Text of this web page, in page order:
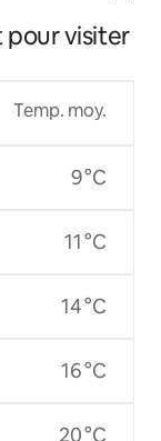
pour visiter
Temp. moy.
9 °C
11 °C
14 °C
16 °C
20 °C